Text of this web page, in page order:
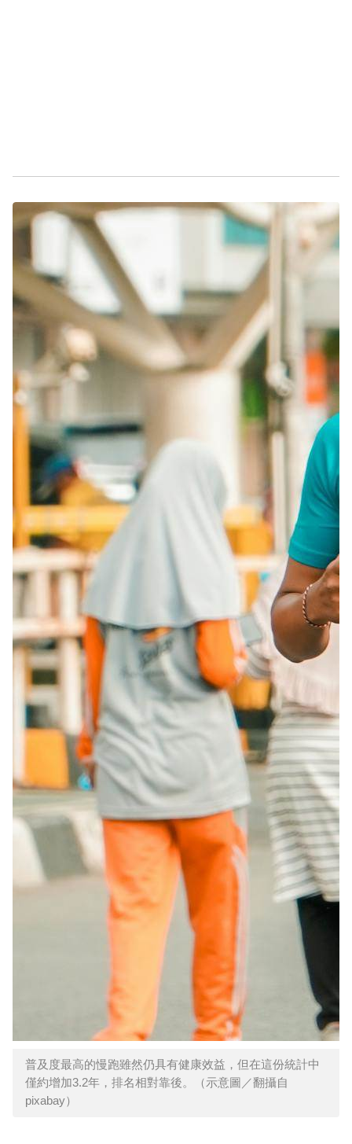
普及度最高的慢跑雖然仍具有健康效益，但在這份統計中
僅約增加3.2年，排名相對靠後。（示意圖／翻攝自
pixabay）